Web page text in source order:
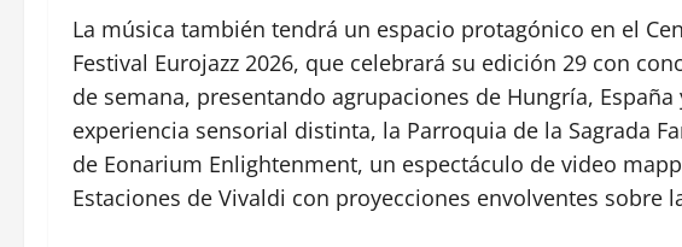
La música también tendrá un espacio protagónico en el
Festival Eurojazz 2026, que celebrará su edición 29 con
de semana, presentando agrupaciones de Hungría,
experiencia sensorial distinta, la Parroquia de la Sagrada
de Eonarium Enlightenment, un espectáculo de video
Estaciones de Vivaldi con proyecciones envolventes sobre